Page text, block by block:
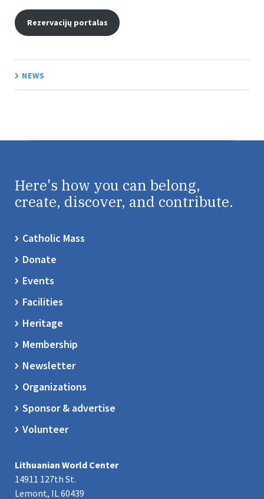
Rezervacijų portalas
NEWS
Here's how you can belong,
create, discover, and contribute.
Catholic Mass
Donate
Events
Facilities
Heritage
Membership
Newsletter
Organizations
Sponsor & advertise
Volunteer
Lithuanian World Center
14911 127th St.
Lemont, IL 60439